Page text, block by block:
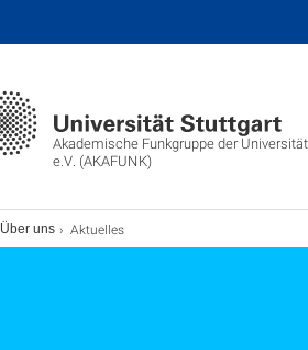
Akademische Funkgruppe der
e.V. (AKAFUNK)
Über uns Aktuelles